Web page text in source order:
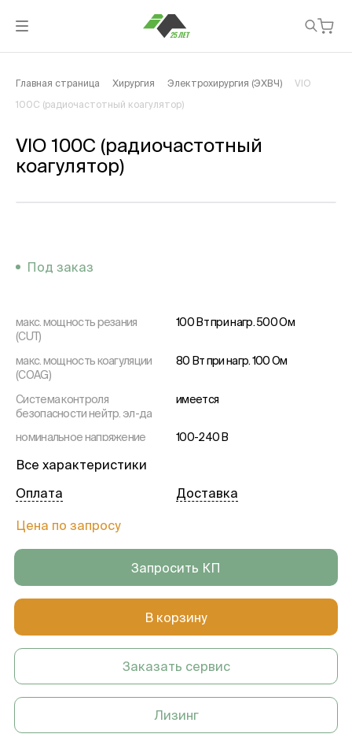
Главная страница Хирургия Электрохирургия (ЭХВЧ) VIO
100С (радиочастотный коагулятор)
VIO 100С (радиочастотный
коагулятор)
Под заказ
макс. мощность резания
(CUT)
100 Вт при нагр. 500 Ом
макс. мощность коагуляции
(COAG)
80 Вт при нагр. 100 Ом
Система контроля
безопасности нейтр. эл-да
имеется
номинальное напряжение
100-240 В
номинальная частота сети
Ширина×Высота×Глубина
280×135×300 мм
Масса
классификация в
соответствии с РД ЕЭС
II b
группа по
соответствии с EN 60 601-1
I
Тип в соответствии с EN 60
переключатель
№ 20189-107
Все характеристики
Цена по запросу
Оплата Доставка
Запросить КП
В корзину
Заказать сервис
Лизинг